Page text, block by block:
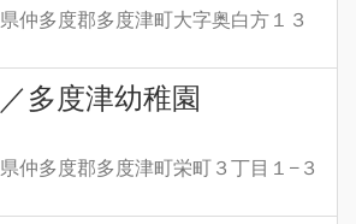
仲多度郡多度津町大字奥白方１３
多度津幼稚園
仲多度郡多度津町栄町３丁目１−３